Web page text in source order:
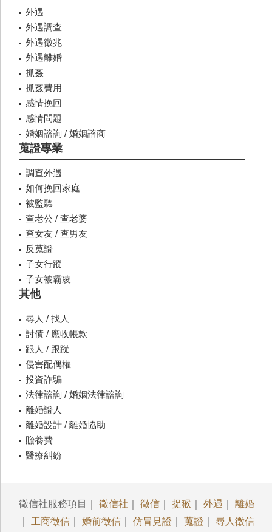
外遇
外遇調查
外遇徵兆
外遇離婚
抓姦
抓姦費用
感情挽回
感情問題
婚姻諮詢 / 婚姻諮商
蒐證專業
調查外遇
如何挽回家庭
被監聽
查老公 / 查老婆
查女友 / 查男友
反蒐證
子女行蹤
子女被霸凌
其他
尋人 / 找人
討債 / 應收帳款
跟人 / 跟蹤
侵害配偶權
投資詐騙
法律諮詢 / 婚姻法律諮詢
離婚證人
離婚設計 / 離婚協助
贍養費
醫療糾紛
徵信社服務項目｜ 徵信社 徵信 捉猴 外遇
離婚
工商徵信 婚前徵信 仿冒見證 蒐證 尋人徵信